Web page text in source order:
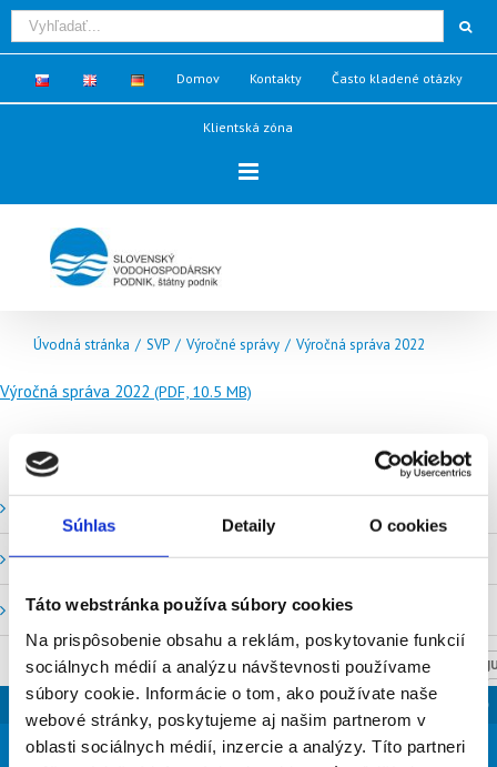
Súhlas Detaily O cookies
Táto webstránka používa súbory cookies
Na prispôsobenie obsahu a reklám, poskytovanie funkcií
sociálnych médií a analýzu návštevnosti používame
súbory cookie. Informácie o tom, ako používate naše
webové stránky, poskytujeme aj našim partnerom v
oblasti sociálnych médií, inzercie a analýzy. Títo partneri
Domov Kontakty Často kladené otázky
Klientská zóna
Úvodná stránka / SVP / Výročné správy / Výročná správa 2022
Výročná správa 2022 (PDF, 10.5 MB)
Stavy a prietoky SVP, š. p.
Mapový portál
SLOVENSKO
NASTAV